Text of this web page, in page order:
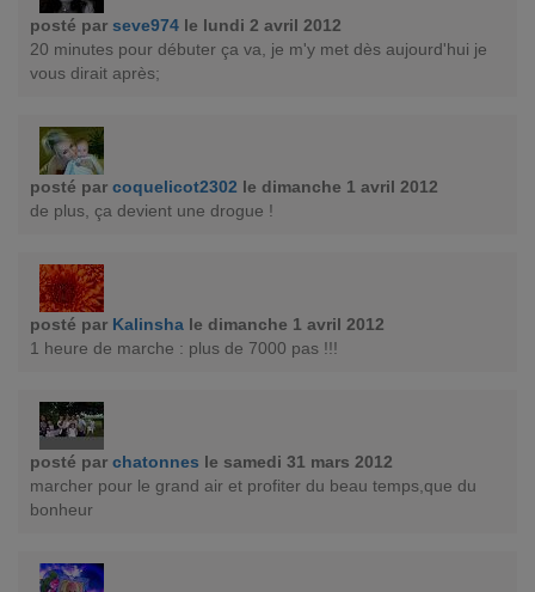
posté par seve974 le lundi 2 avril 2012
20 minutes pour débuter ça va, je m'y met dès aujourd'hui je
vous dirait après;
posté par coquelicot2302 le dimanche 1 avril 2012
de plus, ça devient une drogue !
posté par Kalinsha le dimanche 1 avril 2012
1 heure de marche : plus de 7000 pas !!!
posté par chatonnes le samedi 31 mars 2012
marcher pour le grand air et profiter du beau temps,que du
bonheur